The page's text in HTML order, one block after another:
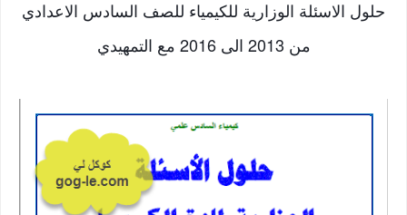
حلول الاسئلة الوزارية للكيمياء للصف السادس الاعدادي
من 2013 الى 2016 مع التمهيدي